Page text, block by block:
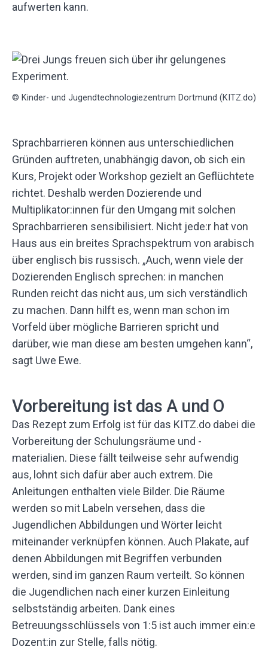
aufwerten kann.
© Kinder- und Jugendtechnologiezentrum Dortmund (KITZ.do)
Sprachbarrieren können aus unterschiedlichen
Gründen auftreten, unabhängig davon, ob sich ein
Kurs, Projekt oder Workshop gezielt an Geflüchtete
richtet. Deshalb werden Dozierende und
Multiplikator:innen für den Umgang mit solchen
Sprachbarrieren sensibilisiert. Nicht jede:r hat von
Haus aus ein breites Sprachspektrum von arabisch
über englisch bis russisch. „Auch, wenn viele der
Dozierenden Englisch sprechen: in manchen
Runden reicht das nicht aus, um sich verständlich
zu machen. Dann hilft es, wenn man schon im
Vorfeld über mögliche Barrieren spricht und
darüber, wie man diese am besten umgehen kann“,
sagt Uwe Ewe.
Vorbereitung ist das A und O
Das Rezept zum Erfolg ist für das KITZ.do dabei die
Vorbereitung der Schulungsräume und -
materialien. Diese fällt teilweise sehr aufwendig
aus, lohnt sich dafür aber auch extrem. Die
Anleitungen enthalten viele Bilder. Die Räume
werden so mit Labeln versehen, dass die
Jugendlichen Abbildungen und Wörter leicht
miteinander verknüpfen können. Auch Plakate, auf
denen Abbildungen mit Begriffen verbunden
werden, sind im ganzen Raum verteilt. So können
die Jugendlichen nach einer kurzen Einleitung
selbstständig arbeiten. Dank eines
Betreuungsschlüssels von 1:5 ist auch immer ein:e
Dozent:in zur Stelle, falls nötig.